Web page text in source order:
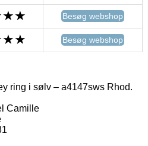
Besøg webshop
Besøg webshop
ring i sølv – a4147sws Rhod.
Camille